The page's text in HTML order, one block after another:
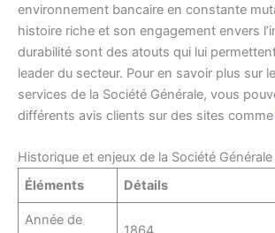
environnement bancaire en constante
histoire riche et son engagement envers
durabilité sont des atouts qui lui
leader du secteur. Pour en savoir plus sur
services de la Société Générale, vous
différents avis clients sur des sites comme
Historique et enjeux de la Société Générale
Éléments
Détails
Année de